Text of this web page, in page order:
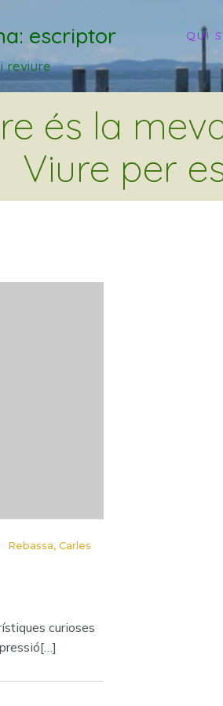
escriptor QUI
reviure
és la
Viure per
Rebassa, Carles
curioses